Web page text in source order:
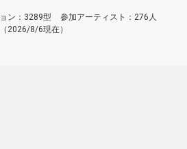
ン：3289型
参加アーティスト：276人
（2026/8/6現在）